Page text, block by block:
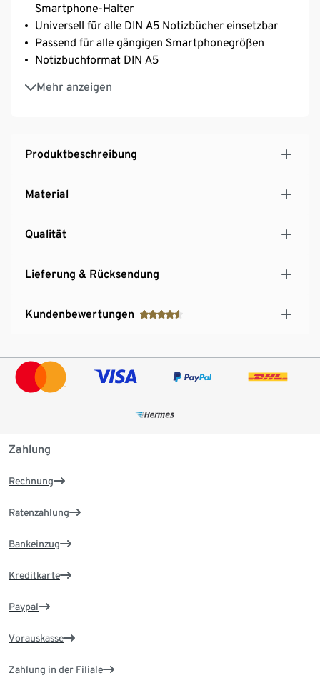
Smartphone-Halter
Universell für alle DIN A5 Notizbücher einsetzbar
Passend für alle gängigen Smartphonegrößen
Notizbuchformat DIN A5
Mehr anzeigen
120 Seiten mit Punktraster
Produktbeschreibung
Material
Qualität
Lieferung & Rücksendung
Kundenbewertungen
Zahlung
Rechnung
Ratenzahlung
Bankeinzug
Kreditkarte
Paypal
Vorauskasse
Zahlung in der Filiale